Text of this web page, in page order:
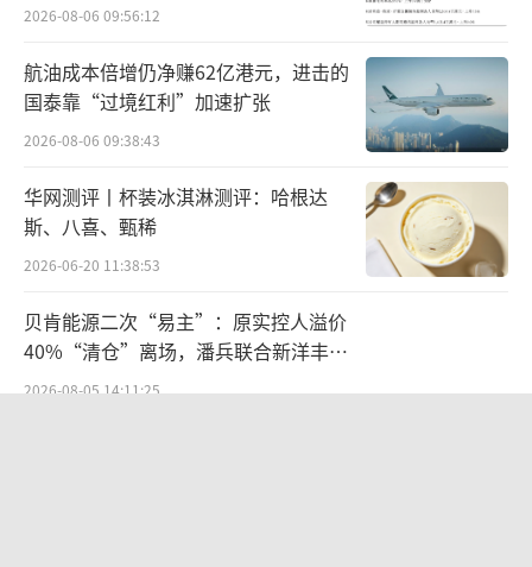
位，再加上农夫山泉不断调整产品结构，降低
销售与管理费用，无疑将进一步提升公司的毛
利率和净利率。
所以，在2025年，农夫山泉不仅会在营收
层面创下新高，盈利能力方面也将再度得到加
强，进一步夯实自己“水茅”的市场地位。
展望未来，农夫山泉除了继续夯实自己在
茶饮料和包装水领域的市场地位外，不断的培
2026-08-06 09:56:12
航油成本倍增仍净赚62亿港元，进击的
国泰靠“过境红利”加速扩张
2026-08-06 09:38:43
华网测评丨杯装冰淇淋测评：哈根达
斯、八喜、甄稀
2026-06-20 11:38:53
贝肯能源二次“易主”：原实控人溢价
40%“清仓”离场，潘兵联合新洋丰、
宏科百世拟入主
2026-08-05 14:11:25